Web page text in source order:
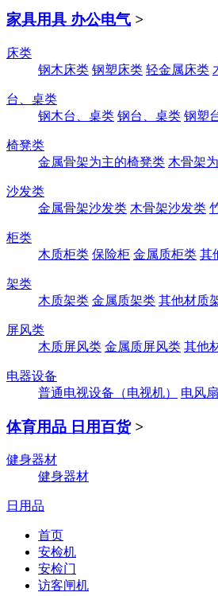
家具用具 办公电气 >
床类
钢木床类 钢塑床类 轻金属床类
台、桌类
钢木台、桌类 钢台、桌类 钢塑
椅凳类
金属骨架为主的椅凳类 木骨架
沙发类
金属骨架沙发类 木骨架沙发类
柜类
木质柜类 保险柜 金属质柜类 其
架类
木质架类 金属质架类 其他材质
屏风类
木质屏风类 金属质屏风类 其他
电器设备
普通电视设备（电视机）
电风扇
体育用品 日用百货 >
健身器材
健身器材
日用品
首页
安检机
安检门
访客闸机